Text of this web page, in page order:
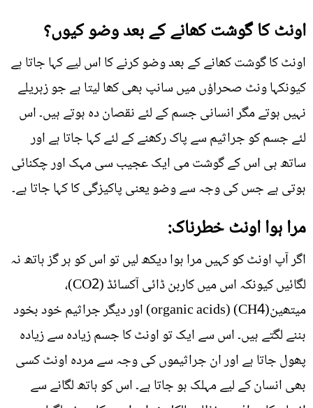
اونٹ کا گوشت کھانے کے بعد وضو کیوں؟
اونٹ کا گوشت کھانے کے بعد وضو کرنے کا اس لیے کہا جاتا ہے
کیونکہا ونٹ صحراؤں میں سانپ بھی کھا لیتا ہے جو زہریلے
نہیں ہوتے مگر انسانی جسم کے لئے نقصان دہ ہوتے ہیں۔ اس
لئے جسم کو جراثیم سے پاک رکھنے کے لئے کہا جاتا ہے اور
ساتھ ہی اس کے گوشت می ایک عجیب سی مہک اور چکنائی
ہوتی ہے جس کی وجہ سے وضو یعنی پاکیزگی کا کہا جاتا ہے۔
مرا ہوا اونٹ خطرناک:
اگر آپ اونٹ کو کہیں مرا ہوا دیکھ لیں تو اس کو ہر گز ہاتھ نہ
لگائیں کیونکہ اس میں کاربن ڈائی آکسائڈ (CO2)،
میتھین(CH4) (organic acids) اور دیگر جراثیم خود بخود
بننے لگتے ہیں۔ اس سے ایک تو اونٹ کا جسم زیادہ سے زیادہ
پھول جاتا ہے اور ان جراثیموں کی وجہ سے مردہ اونٹ کسی
بھی انسان کے لیے مہلک ہو جاتا ہے۔ اس کو ہاتھ لگانے سے